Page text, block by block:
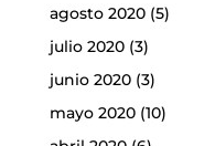
agosto 2020(5)
julio 2020(3)
junio 2020(3)
mayo 2020(10)